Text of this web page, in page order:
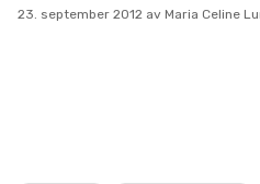
23. september 2012 av Maria Celine